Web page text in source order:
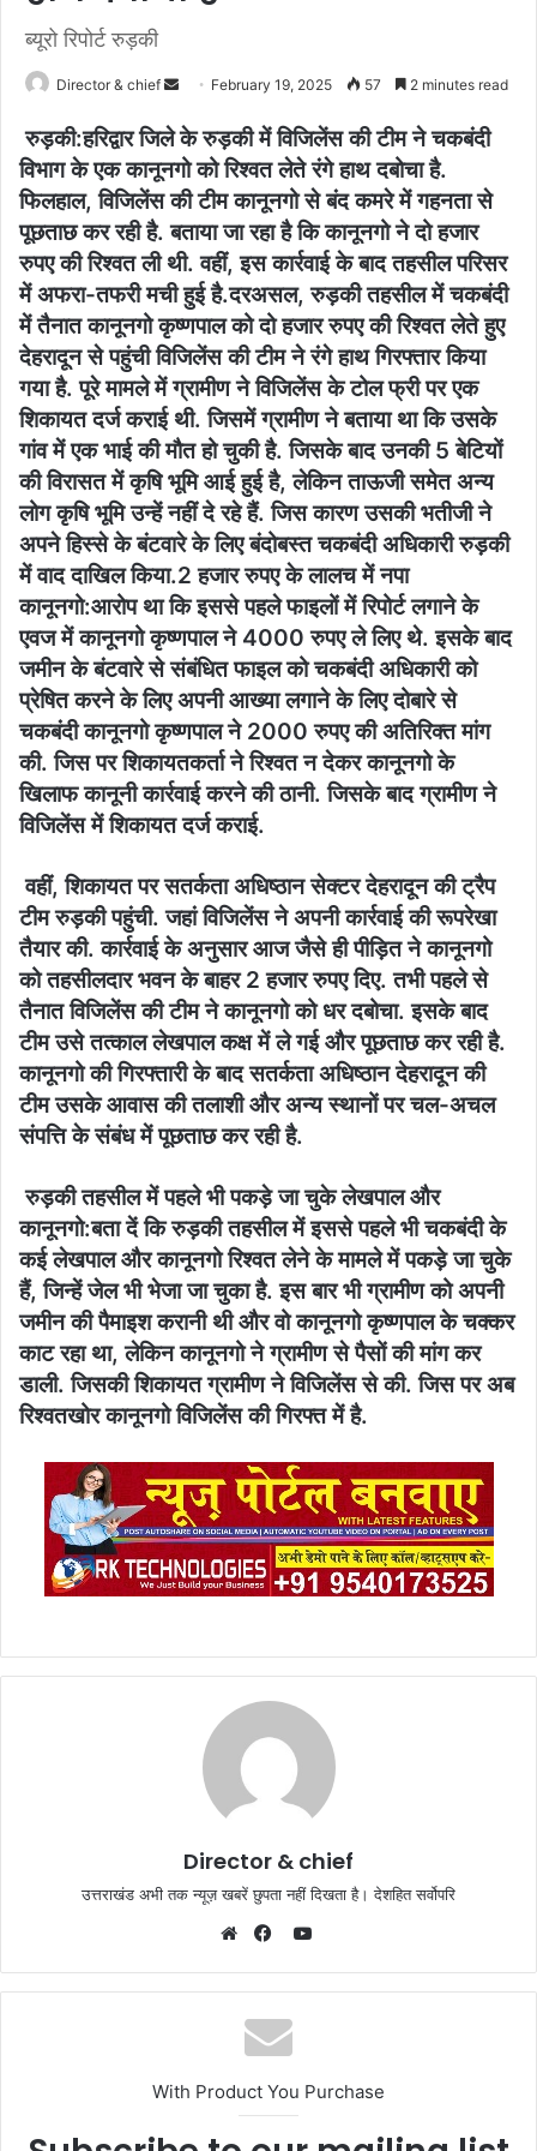
ब्यूरो रिपोर्ट रुड़की
Director & chief
Send
email
February 19, 2025 57 2 minutes read
रुड़की:हरिद्वार जिले के रुड़की में विजिलेंस की टीम ने चकबंदी
विभाग के एक कानूनगो को रिश्वत लेते रंगे हाथ दबोचा है.
फिलहाल, विजिलेंस की टीम कानूनगो से बंद कमरे में गहनता से
पूछताछ कर रही है. बताया जा रहा है कि कानूनगो ने दो हजार
रुपए की रिश्वत ली थी. वहीं, इस कार्रवाई के बाद तहसील परिसर
में अफरा-तफरी मची हुई है.दरअसल, रुड़की तहसील में चकबंदी
में तैनात कानूनगो कृष्णपाल को दो हजार रुपए की रिश्वत लेते हुए
देहरादून से पहुंची विजिलेंस की टीम ने रंगे हाथ गिरफ्तार किया
गया है. पूरे मामले में ग्रामीण ने विजिलेंस के टोल फ्री पर एक
शिकायत दर्ज कराई थी. जिसमें ग्रामीण ने बताया था कि उसके
गांव में एक भाई की मौत हो चुकी है. जिसके बाद उनकी 5 बेटियों
की विरासत में कृषि भूमि आई हुई है, लेकिन ताऊजी समेत अन्य
लोग कृषि भूमि उन्हें नहीं दे रहे हैं. जिस कारण उसकी भतीजी ने
अपने हिस्से के बंटवारे के लिए बंदोबस्त चकबंदी अधिकारी रुड़की
में वाद दाखिल किया.2 हजार रुपए के लालच में नपा
कानूनगो:आरोप था कि इससे पहले फाइलों में रिपोर्ट लगाने के
एवज में कानूनगो कृष्णपाल ने 4000 रुपए ले लिए थे. इसके बाद
जमीन के बंटवारे से संबंधित फाइल को चकबंदी अधिकारी को
प्रेषित करने के लिए अपनी आख्या लगाने के लिए दोबारे से
चकबंदी कानूनगो कृष्णपाल ने 2000 रुपए की अतिरिक्त मांग
की. जिस पर शिकायतकर्ता ने रिश्वत न देकर कानूनगो के
खिलाफ कानूनी कार्रवाई करने की ठानी. जिसके बाद ग्रामीण ने
विजिलेंस में शिकायत दर्ज कराई.
वहीं, शिकायत पर सतर्कता अधिष्ठान सेक्टर देहरादून की ट्रैप
टीम रुड़की पहुंची. जहां विजिलेंस ने अपनी कार्रवाई की रूपरेखा
तैयार की. कार्रवाई के अनुसार आज जैसे ही पीड़ित ने कानूनगो
को तहसीलदार भवन के बाहर 2 हजार रुपए दिए. तभी पहले से
तैनात विजिलेंस की टीम ने कानूनगो को धर दबोचा. इसके बाद
टीम उसे तत्काल लेखपाल कक्ष में ले गई और पूछताछ कर रही है.
कानूनगो की गिरफ्तारी के बाद सतर्कता अधिष्ठान देहरादून की
टीम उसके आवास की तलाशी और अन्य स्थानों पर चल-अचल
संपत्ति के संबंध में पूछताछ कर रही है.
रुड़की तहसील में पहले भी पकड़े जा चुके लेखपाल और
कानूनगो:बता दें कि रुड़की तहसील में इससे पहले भी चकबंदी के
कई लेखपाल और कानूनगो रिश्वत लेने के मामले में पकड़े जा चुके
हैं, जिन्हें जेल भी भेजा जा चुका है. इस बार भी ग्रामीण को अपनी
जमीन की पैमाइश करानी थी और वो कानूनगो कृष्णपाल के चक्कर
काट रहा था, लेकिन कानूनगो ने ग्रामीण से पैसों की मांग कर
डाली. जिसकी शिकायत ग्रामीण ने विजिलेंस से की. जिस पर अब
रिश्वतखोर कानूनगो विजिलेंस की गिरफ्त में है.
Director & chief
उत्तराखंड अभी तक न्यूज़ खबरें छुपता नहीं दिखता है। देशहित सर्वोपरि
YouTube
With Product You Purchase